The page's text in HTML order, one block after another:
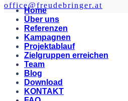
office@freudebringer.at
Home
Über uns
Referenzen
Kampagnen
Projektablauf
Zielgruppen erreichen
Team
Blog
Download
KONTAKT